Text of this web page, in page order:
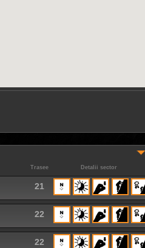
Detalii sector
Trasee
21
22
22